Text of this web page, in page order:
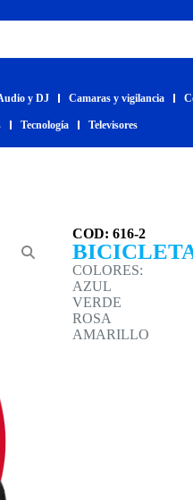
y DJ Camaras y vigilancia
Tecnología Televisores
COD: 616-2
COLORES:
AZUL
VERDE
ROSA
AMARILLO